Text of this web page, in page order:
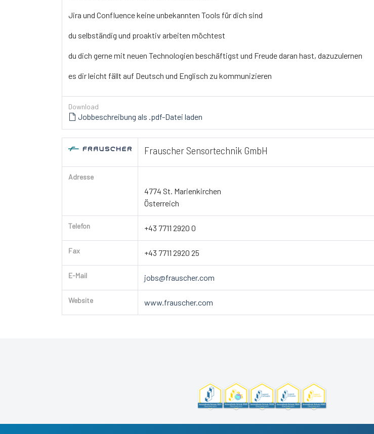
Jira und Confluence keine unbekannten Tools für dich sind
du selbständig und proaktiv arbeiten möchtest
du dich gerne mit neuen Technologien beschäftigst und Freude daran hast, dazuzulernen
es dir leicht fällt auf Deutsch und Englisch zu kommunizieren
Download
Jobbeschreibung als .pdf-Datei laden
Frauscher Sensortechnik GmbH
Adresse
4774 St. Marienkirchen
Österreich
Telefon +43 7711 2920 0
Fax +43 7711 2920 25
E-Mail jobs@frauscher.com
Website www.frauscher.com